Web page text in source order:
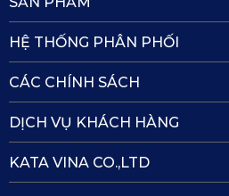
Ngoài ra, sản phẩm tích hợp WiFi
vị chính xác vị trí xe.
3.2. Camera hành trình
HỆ THỐNG PHÂN PHỐI
CÁC CHÍNH SÁCH
DỊCH VỤ KHÁCH HÀNG
KATA VINA CO.,LTD